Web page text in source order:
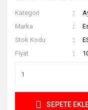
Kategori
Marka
Stok Kodu
Fiyat
SEPETE